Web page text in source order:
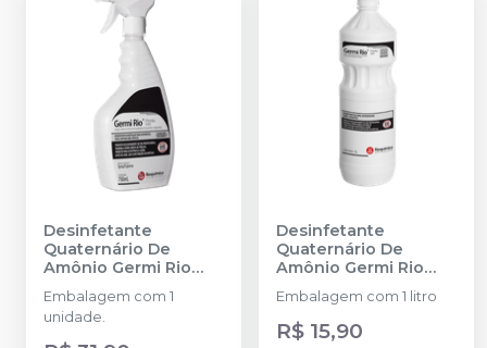
Desinfetante
Quaternário De
Amônio Germi Rio
Pronto Uso 750ml
RIOQUÍMICA
Embalagem com 1
unidade.
Desinfetante
Quaternário De
Amônio Germi Rio
Pronto Uso 1L
RIOQUÍMICA
Embalagem com 1 litro
R$ 15,90